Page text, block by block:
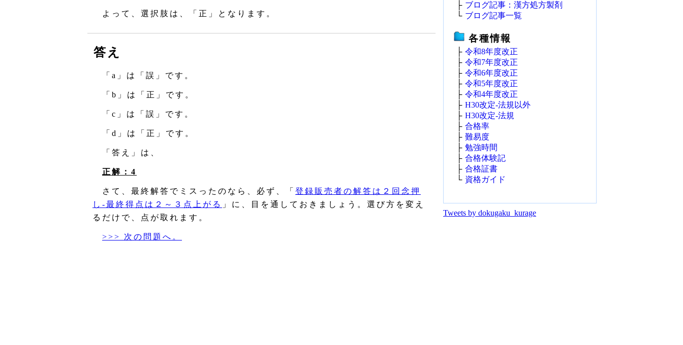
よって、選択肢は、「正」となります。
答え
「a」は「誤」です。
「b」は「正」です。
「c」は「誤」です。
「d」は「正」です。
「答え」は、
正解：4
さて、最終解答でミスったのなら、必ず、「 登録販売者の解答は２回念押
し‐最終得点は２～３点上がる 」に、目を通しておきましょう。選び方を変え
るだけで、点が取れます。
>>> 次の問題へ。
├ ブログ記事：漢方処方製剤
└ ブログ記事一覧
各種情報
├ 令和8年度改正
├ 令和7年度改正
├ 令和6年度改正
├ 令和5年度改正
├ 令和4年度改正
├ H30改定‐法規以外
├ H30改定‐法規
├ 合格率
├ 難易度
├ 勉強時間
├ 合格体験記
├ 合格証書
└ 資格ガイド
Tweets by dokugaku_kurage